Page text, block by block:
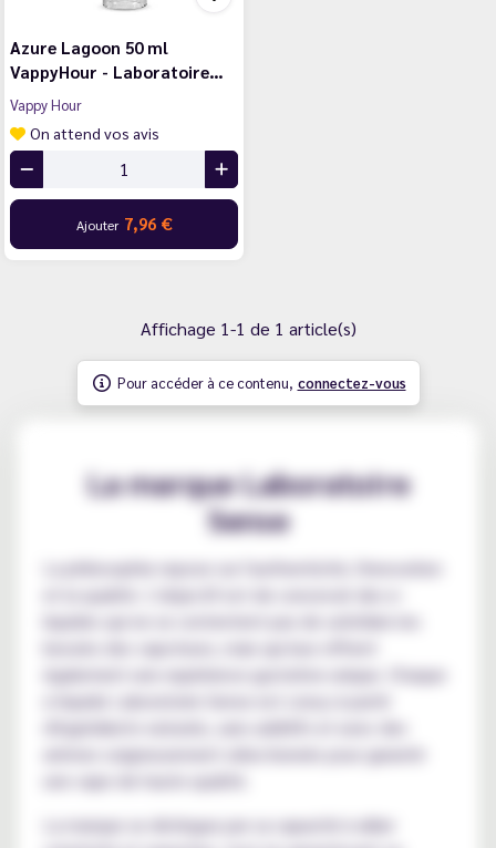
Azure Lagoon 50 ml
VappyHour - Laboratoire…
Vappy Hour
On attend vos avis
Ajouter 7,96 €
Affichage 1-1 de 1 article(s)
Pour accéder à ce contenu, connectez-vous
La marque Laboratoire
Sense
La philosophie repose sur l'authenticité, l'innovation
liquides qui ne se contentent pas de satisfaire les
besoins des vapoteurs, mais qui leur offrent
également une expérience gustative unique. Chaque
d'ingrédients naturels, sans additifs et avec des
arômes soigneusement sélectionnés pour garantir
une vape de haute qualité.
La marque se distingue par sa capacité à allier